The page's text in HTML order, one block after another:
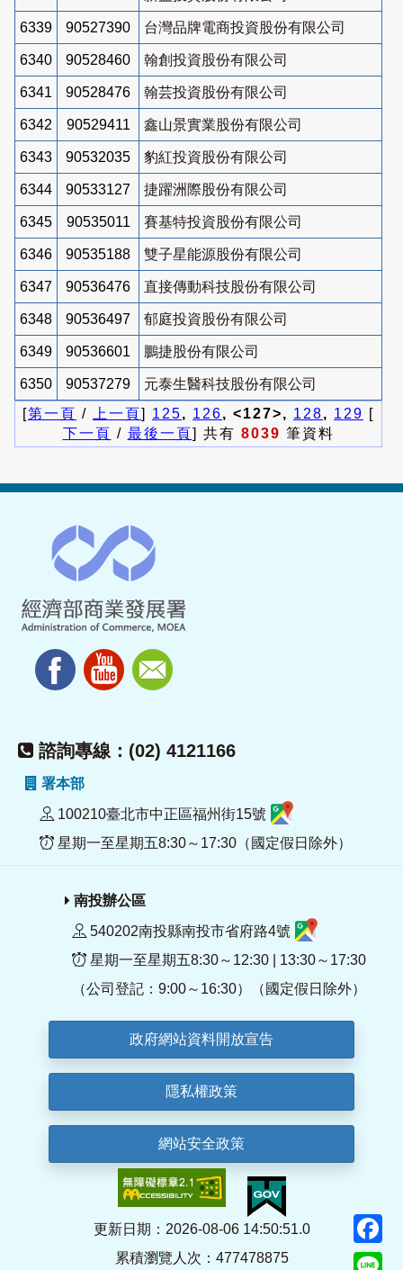
6339 90527390 台灣品牌電商投資股份有限公司
6340 90528460 翰創投資股份有限公司
6341 90528476 翰芸投資股份有限公司
6342 90529411 鑫山景實業股份有限公司
6343 90532035 豹紅投資股份有限公司
6344 90533127 捷躍洲際股份有限公司
6345 90535011 賽基特投資股份有限公司
6346 90535188 雙子星能源股份有限公司
6347 90536476 直接傳動科技股份有限公司
6348 90536497 郁庭投資股份有限公司
6349 90536601 鵬捷股份有限公司
6350 90537279
元泰生醫科技股份有限公司
[第一頁 / 上一頁] 125, 126, <127>, 128, 129 [
下一頁 / 最後一頁] 共有 8039 筆資料
諮詢專線：(02) 4121166
署本部
100210臺北市中正區福州街15號
星期一至星期五8:30～17:30（國定假日除外）
南投辦公區
540202南投縣南投市省府路4號
星期一至星期五8:30～12:30 | 13:30～17:30
（公司登記：9:00～16:30）（國定假日除外）
政府網站資料開放宣告
隱私權政策
網站安全政策
更新日期：2026-08-06 14:50:51.0
累積瀏覽人次：477478875